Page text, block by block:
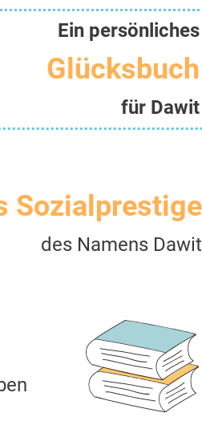
Ein persönliches
Glücksbuch
für Dawit
Sozialprestige
des Namens Dawit